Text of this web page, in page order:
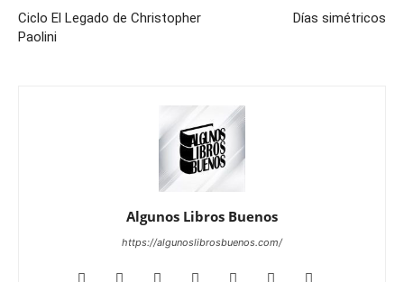
Ciclo El Legado de Christopher
Paolini
Días simétricos
Algunos Libros Buenos
https://algunoslibrosbuenos.com/